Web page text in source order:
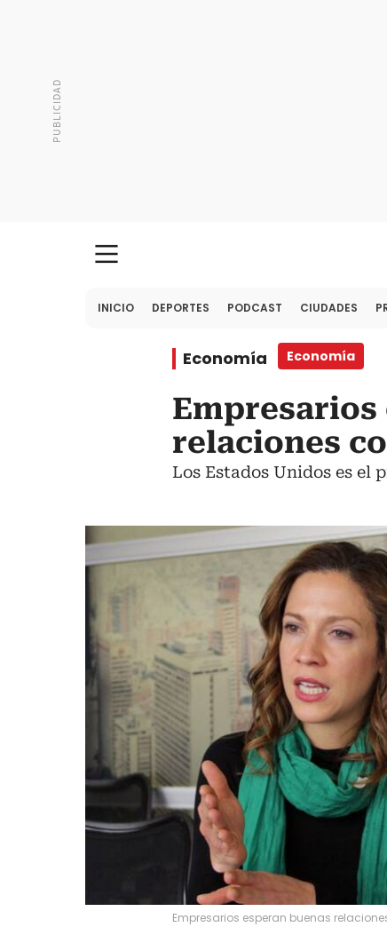
INICIO DEPORTES PODCAST CIUDADES
Economía Economía
relaciones
Los Estados Unidos es el
Empresarios esperan buenas relaciones